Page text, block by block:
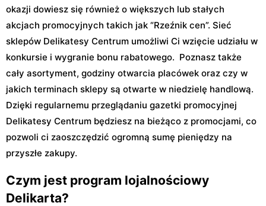
okazji dowiesz się również o większych lub stałych
akcjach promocyjnych takich jak “Rzeźnik cen”. Sieć
sklepów Delikatesy Centrum umożliwi Ci wzięcie udziału w
konkursie i wygranie bonu rabatowego. Poznasz także
cały asortyment, godziny otwarcia placówek oraz czy w
jakich terminach sklepy są otwarte w niedzielę handlową.
Dzięki regularnemu przeglądaniu gazetki promocyjnej
Delikatesy Centrum będziesz na bieżąco z promocjami, co
pozwoli ci zaoszczędzić ogromną sumę pieniędzy na
przyszłe zakupy.
Czym jest program lojalnościowy
Delikarta?